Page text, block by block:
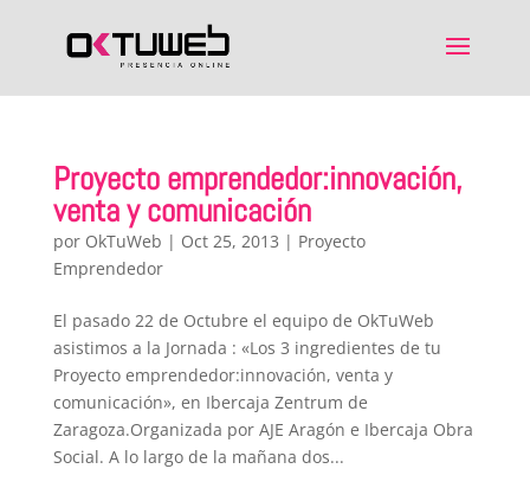
Proyecto emprendedor:innovación,
venta y comunicación
por OkTuWeb | Oct 25, 2013 | Proyecto
Emprendedor
El pasado 22 de Octubre el equipo de OkTuWeb
asistimos a la Jornada : «Los 3 ingredientes de tu
Proyecto emprendedor:innovación, venta y
comunicación», en Ibercaja Zentrum de
Zaragoza.Organizada por AJE Aragón e Ibercaja Obra
Social. A lo largo de la mañana dos...